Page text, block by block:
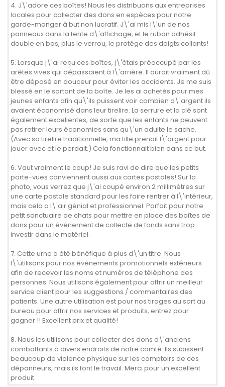
4. J\'adore ces boîtes! Nous les distribuons aux entreprises
locales pour collecter des dons en espèces pour notre
garde-manger à but non lucratif. J\'ai mis l\'un de nos
panneaux dans la fente d\'affichage, et le ruban adhésif
double en bas, plus le verrou, le protège des doigts collants!
5. Lorsque j\'ai reçu ces boîtes, j\'étais préoccupé par les
arêtes vives qui dépassaient à l\'arrière. Il aurait vraiment dû
être déposé en douceur pour éviter les accidents. Je me suis
blessé en le sortant de la boîte. Je les ai achetés pour mes
jeunes enfants afin qu\'ils puissent voir combien d\'argent ils
avaient économisé dans leur tirelire. La serrure et la clé sont
également excellentes, de sorte que les enfants ne peuvent
pas retirer leurs économies sans qu\'un adulte le sache.
(Avec sa tirelire traditionnelle, ma fille prenait l\'argent pour
jouer avec et le perdait.) Cela fonctionnait bien dans ce but.
6. Vaut vraiment le coup! Je suis ravi de dire que les petits
porte-vues conviennent aussi aux cartes postales! Sur la
photo, vous verrez que j\'ai coupé environ 2 millimètres sur
une carte postale standard pour les faire rentrer à l\'intérieur,
mais cela a l\'air génial et professionnel. Parfait pour notre
petit sanctuaire de chats pour mettre en place des boîtes de
dons pour un événement de collecte de fonds sans trop
investir dans le matériel.
7. Cette urne a été bénéfique à plus d\'un titre. Nous
l\'utilisons pour nos événements promotionnels extérieurs
afin de recevoir les noms et numéros de téléphone des
personnes. Nous utilisons également pour offrir un meilleur
service client pour les suggestions / commentaires des
patients. Une autre utilisation est pour nos tirages au sort au
bureau pour offrir nos services et produits, entrez pour
gagner !! Excellent prix et qualité!
8. Nous les utilisons pour collecter des dons d\'anciens
combattants à divers endroits de notre comté. Ils subissent
beaucoup de violence physique sur les comptoirs de ces
dépanneurs, mais ils font le travail. Merci pour un excellent
produit.